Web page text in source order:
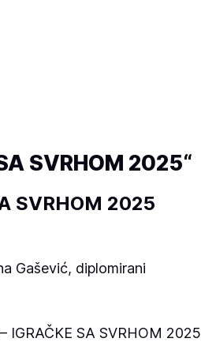
SVRHOM 2025“
SVRHOM 2025
Gašević, diplomirani
IGRAČKE SA SVRHOM 2025